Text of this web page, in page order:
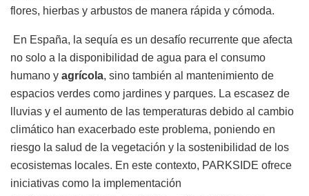
flores, hierbas y arbustos de manera rápida y cómoda.
En España, la sequía es un desafío recurrente que afecta
no solo a la disponibilidad de agua para el consumo
humano y agrícola, sino también al mantenimiento de
espacios verdes como jardines y parques. La escasez de
lluvias y el aumento de las temperaturas debido al cambio
climático han exacerbado este problema, poniendo en
riesgo la salud de la vegetación y la sostenibilidad de los
ecosistemas locales. En este contexto, PARKSIDE ofrece
iniciativas como la implementación